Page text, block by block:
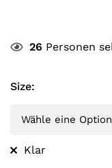
26 Personen
Size:
Klar